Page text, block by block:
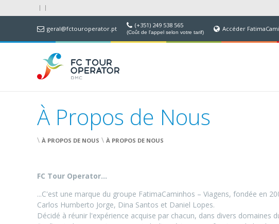
geral@fctouroperator.pt (+351) 249 538 565
(Coût de l'appel selon votre tarif) Accéder
À Propos de Nous
\ À PROPOS DE NOUS \ À PROPOS DE NOUS
FC Tour Operator...
...C'est une marque du groupe FatimaCaminhos – Viagens, fondée en
Carlos Humberto Jorge, Dina Santos et Daniel Lopes.
Décidé à réunir l'expérience acquise par chacun, dans divers